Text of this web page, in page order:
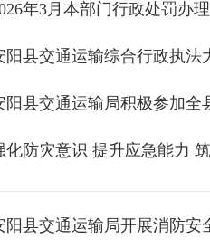
年3月本部门行政处罚办
阳县交通运输综合行政执法
阳县交通运输局积极参加全
阳县交通运输局开展消防安